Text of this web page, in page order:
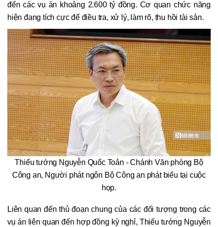
đến các vụ án khoảng 2.600 tỷ đồng. Cơ quan chức năng
hiện đang tích cực để điều tra, xử lý, làm rõ, thu hồi tài sản.
Thiếu tướng Nguyễn Quốc Toản - Chánh Văn phòng Bộ
Công an, Người phát ngôn Bộ Công an phát biểu tại cuộc
họp.
Liên quan đến thủ đoạn chung của các đối tượng trong các
vụ án liên quan đến hợp đồng kỳ nghỉ, Thiếu tướng Nguyễn